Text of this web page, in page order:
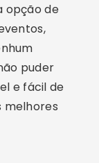
opção de
puder
e fácil de
melhores